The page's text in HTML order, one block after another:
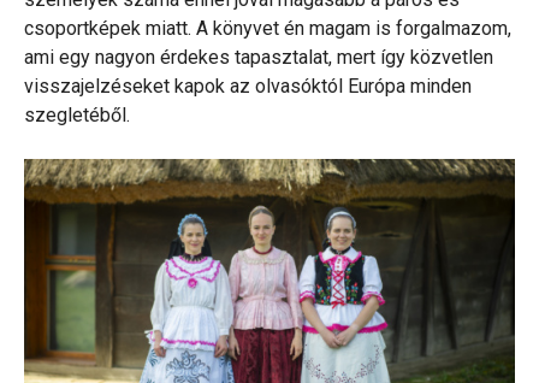
csoportképek miatt. A könyvet én magam is forgalmazom,
ami egy nagyon érdekes tapasztalat, mert így közvetlen
visszajelzéseket kapok az olvasóktól Európa minden
szegletéből.